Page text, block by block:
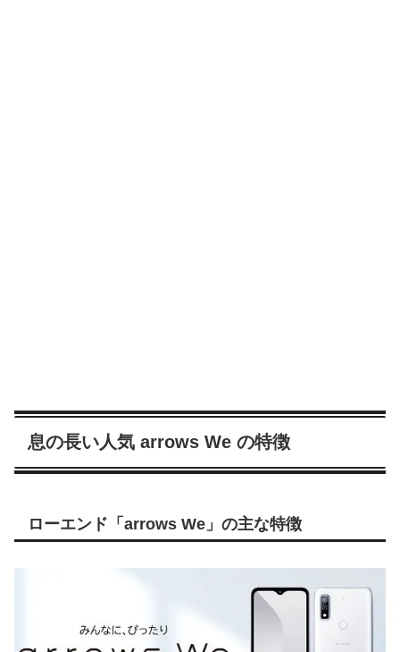
息の長い人気 arrows We の特徴
ローエンド「arrows We」の主な特徴